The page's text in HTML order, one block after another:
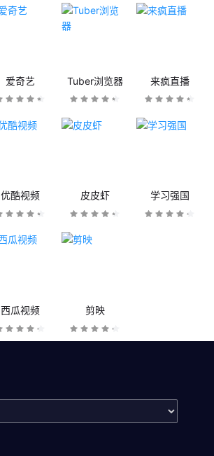
爱奇艺 Tuber浏览器 来疯直播
优酷视频 皮皮虾 学习强国
西瓜视频 剪映